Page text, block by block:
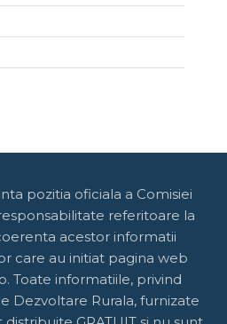
pozitia oficiala a Comisiei
referitoare la
acestor informatii
care au initiat pagina web
Toate informatiile, privind
Dezvoltare Rurala, furnizate